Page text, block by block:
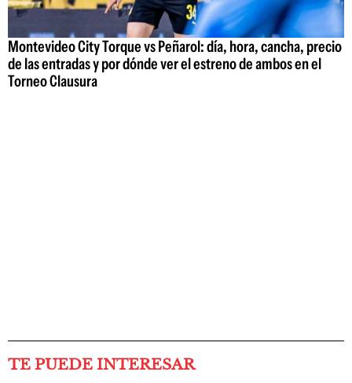
Montevideo City Torque vs Peñarol: día, hora, cancha, precio
de las entradas y por dónde ver el estreno de ambos en el
Torneo Clausura
TE PUEDE INTERESAR